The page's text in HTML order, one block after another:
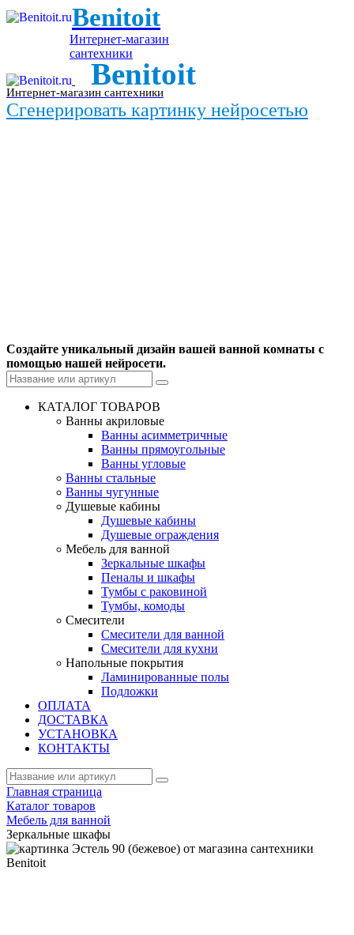
Benitoit
Интернет-магазин
сантехники
Benitoit
Интернет-магазин сантехники
Сгенерировать картинку нейросетью
Создайте уникальный дизайн вашей ванной комнаты с
помощью нашей нейросети.
КАТАЛОГ ТОВАРОВ
Ванны акриловые
Ванны асимметричные
Ванны прямоугольные
Ванны угловые
Ванны стальные
Ванны чугунные
Душевые кабины
Душевые кабины
Душевые ограждения
Мебель для ванной
Зеркальные шкафы
Пеналы и шкафы
Тумбы с раковиной
Тумбы, комоды
Смесители
Смесители для ванной
Смесители для кухни
Напольные покрытия
Ламинированные полы
Подложки
ОПЛАТА
ДОСТАВКА
УСТАНОВКА
КОНТАКТЫ
Главная страница
Каталог товаров
Мебель для ванной
Зеркальные шкафы